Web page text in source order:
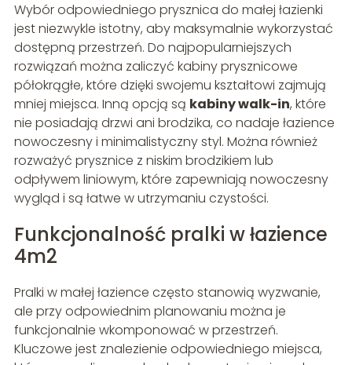
Wybór odpowiedniego prysznica do małej łazienki
jest niezwykle istotny, aby maksymalnie wykorzystać
dostępną przestrzeń. Do najpopularniejszych
rozwiązań można zaliczyć kabiny prysznicowe
półokrągłe, które dzięki swojemu kształtowi zajmują
mniej miejsca. Inną opcją są kabiny walk-in, które
nie posiadają drzwi ani brodzika, co nadaje łazience
nowoczesny i minimalistyczny styl. Można również
rozważyć prysznice z niskim brodzikiem lub
odpływem liniowym, które zapewniają nowoczesny
wygląd i są łatwe w utrzymaniu czystości.
Funkcjonalność pralki w łazience
4m2
Pralki w małej łazience często stanowią wyzwanie,
ale przy odpowiednim planowaniu można je
funkcjonalnie wkomponować w przestrzeń.
Kluczowe jest znalezienie odpowiedniego miejsca,